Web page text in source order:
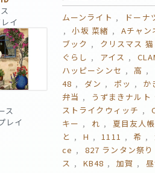
イ
ス
レイ
ムーンライト ドーナ
小坂 菜緒
Aチャン
ブック
クリスマス 猫
ぐらし
アイス
ハッピーシンセ
高
48
ダン ポッ か
弁当
うずまきナルト
ストライクウィッチ
キー
れ 夏目友人帳
と
H 1111 希
ce
827 ランタン祭り
ス
KB48 加賀